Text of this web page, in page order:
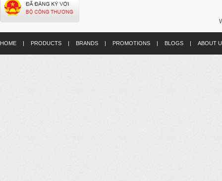
HOME | PRODUCTS | BRANDS | PROMOTIONS | BLOGS | ABOUT